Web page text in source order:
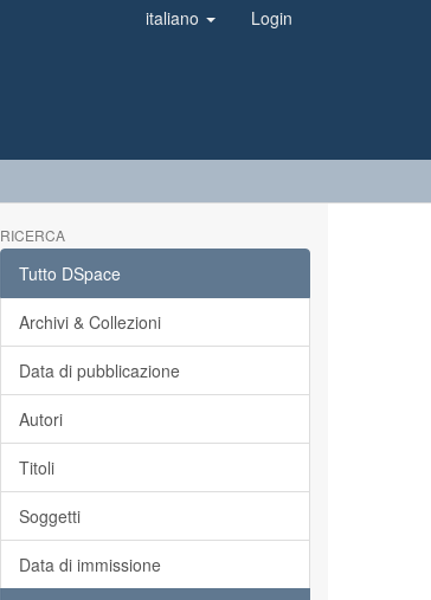
italiano Login
RICERCA
Tutto DSpace
Archivi & Collezioni
Data di pubblicazione
Autori
Titoli
Soggetti
Data di immissione